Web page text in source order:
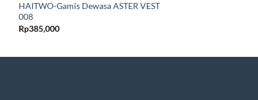
HAITWO-Gamis Dewasa ASTER VEST
008
Rp385,000